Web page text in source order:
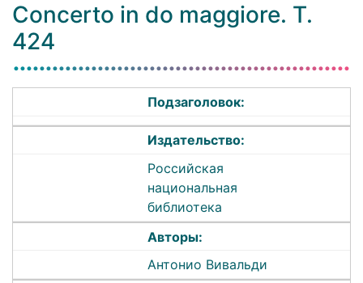
Concerto in do maggiore. T.
424
Подзаголовок:
Издательство:
Российская
национальная
библиотека
Авторы:
Антонио Вивальди